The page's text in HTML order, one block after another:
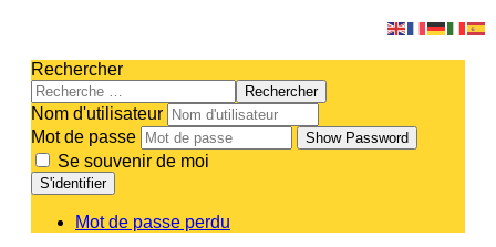
Rechercher
Rechercher
Nom d'utilisateur
Mot de passe
Show Password
Se souvenir de moi
S'identifier
Mot de passe perdu